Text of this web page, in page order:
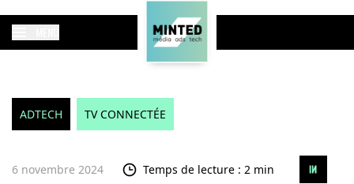
ADTECH TV CONNECTÉE
6 novembre 2024 Temps de lecture : 2 min